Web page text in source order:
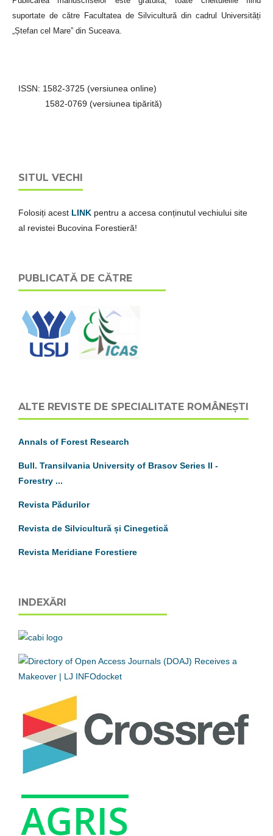
suportate de către Facultatea de Silvicultură din cadrul Universități
„Ștefan cel Mare” din Suceava.
ISSN: 1582-3725 (versiunea online)
1582-0769 (versiunea tipărită)
SITUL VECHI
Folosiți acest LINK pentru a accesa conținutul vechiului site
al revistei Bucovina Forestieră!
PUBLICATĂ DE CĂTRE
ALTE REVISTE DE SPECIALITATE ROMÂNEȘTI
Annals of Forest Research
Bull. Transilvania University of Brasov Series II -
Forestry ...
Revista Pădurilor
Revista de Silvicultură și Cinegetică
Revista Meridiane Forestiere
INDEXĂRI